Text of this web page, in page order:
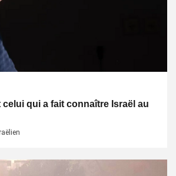
celui qui a fait connaître Israël au